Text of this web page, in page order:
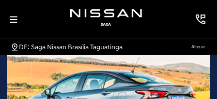
DF: Saga Nissan Brasília Taguatinga Alterar